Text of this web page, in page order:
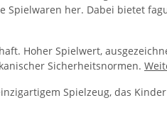
Spielwaren her. Dabei bietet
Hoher Spielwert,
Sicherheitsnormen.
Spielzeug, das